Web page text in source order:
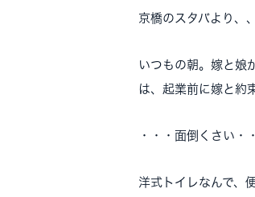
京橋のスタバより、、
いつもの朝。嫁と娘
は、起業前に嫁と約
・・・面倒くさい・
洋式トイレなんで、